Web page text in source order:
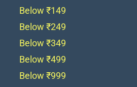
Below ₹149
Below ₹249
Below ₹349
Below ₹499
Below ₹999